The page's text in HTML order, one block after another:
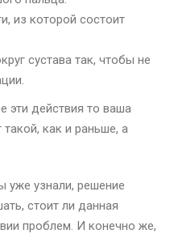
из которой состоит
сустава так, чтобы не
эти действия то ваша
как и раньше, а
уже узнали, решение
стоит ли данная
проблем. И конечно же,